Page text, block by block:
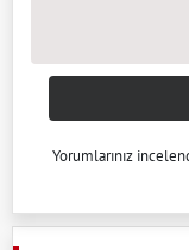
Yorumlarınız